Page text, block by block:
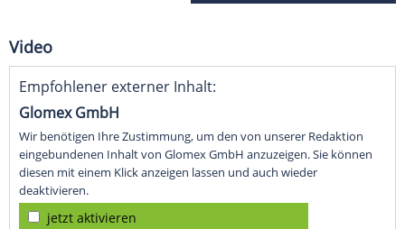
Video
Empfohlener externer Inhalt:
Glomex GmbH
Wir benötigen Ihre Zustimmung, um den von unserer Redaktion
eingebundenen Inhalt von Glomex GmbH anzuzeigen. Sie können
diesen mit einem Klick anzeigen lassen und auch wieder
deaktivieren.
jetzt aktivieren